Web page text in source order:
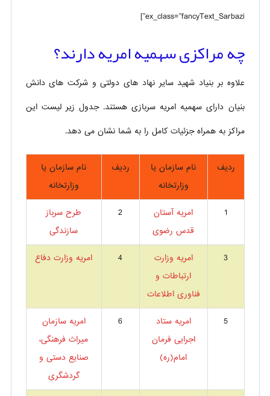
ex_class=”fancyText_Sarbazi”]
چه مراکزی سهمیه امریه دارند؟
علاوه بر بنیاد شهید سایر نهاد های دولتی و شرکت های دانش
بنیان دارای سهمیه امریه سربازی هستند. جدول زیر لیست این
مراکز به همراه جزئیات کامل را به شما نشان می دهد.
ردیف
نام سازمان یا
وزارتخانه
ردیف
نام سازمان یا
وزارتخانه
1
امریه آستان
قدس رضوی
2
طرح سرباز
سازندگی
3
امریه وزارت
ارتباطات و
فناوری اطلاعات
4 امریه وزارت دفاع
5
امریه ستاد
اجرایی فرمان
امام(ره)
6
امریه سازمان
میراث فرهنگی،
صنایع دستی و
گردشگری